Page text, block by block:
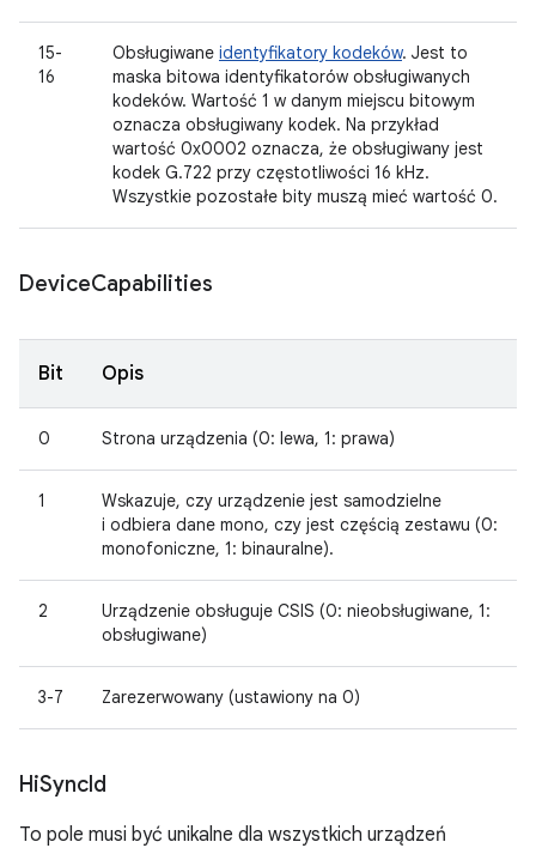
15-
16
Obsługiwane identyfikatory kodeków. Jest to
maska bitowa identyfikatorów obsługiwanych
kodeków. Wartość 1 w danym miejscu bitowym
oznacza obsługiwany kodek. Na przykład
wartość 0x0002 oznacza, że obsługiwany jest
kodek G.722 przy częstotliwości 16 kHz.
Wszystkie pozostałe bity muszą mieć wartość 0.
DeviceCapabilities
Bit Opis
0 Strona urządzenia (0: lewa, 1: prawa)
1
Wskazuje, czy urządzenie jest samodzielne
i odbiera dane mono, czy jest częścią zestawu (0:
monofoniczne, 1: binauralne).
2
Urządzenie obsługuje CSIS (0: nieobsługiwane, 1:
obsługiwane)
3-7 Zarezerwowany (ustawiony na 0)
HiSync Id
To pole musi być unikalne dla wszystkich urządzeń